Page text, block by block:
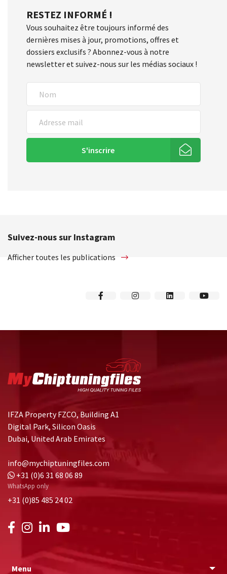
RESTEZ INFORMÉ !
Vous souhaitez être toujours informé des
dernières mises à jour, promotions, offres et
dossiers exclusifs ? Abonnez-vous à notre
newsletter et suivez-nous sur les médias sociaux !
S'inscrire
Suivez-nous sur Instagram
Afficher toutes les publications
IFZA Property FZCO, Building A1
Digital Park, Silicon Oasis
Dubai, United Arab Emirates
info@mychiptuningfiles.com
+31 (0)6 31 68 06 89
WhatsApp only
+31 (0)85 485 24 02
Menu